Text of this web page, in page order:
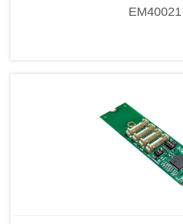
EM40021